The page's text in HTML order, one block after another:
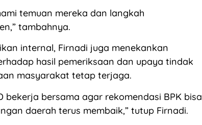
temuan mereka dan langkah
tambahnya.
internal, Firnadi juga menekankan
hasil pemeriksaan dan upaya tindak
masyarakat tetap terjaga.
bekerja bersama agar rekomendasi BPK bisa
daerah terus membaik,” tutup Firnadi.